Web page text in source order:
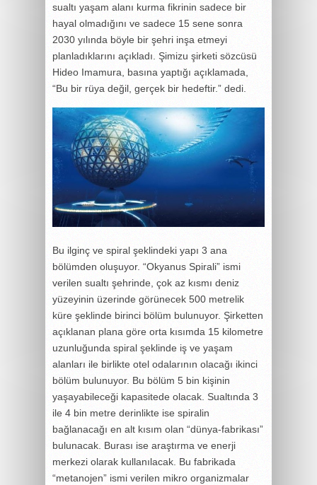
sualtı yaşam alanı kurma fikrinin sadece bir
hayal olmadığını ve sadece 15 sene sonra
2030 yılında böyle bir şehri inşa etmeyi
planladıklarını açıkladı. Şimizu şirketi sözcüsü
Hideo Imamura, basına yaptığı açıklamada,
“Bu bir rüya değil, gerçek bir hedeftir.” dedi.
Bu ilginç ve spiral şeklindeki yapı 3 ana
bölümden oluşuyor. “Okyanus Spirali” ismi
verilen sualtı şehrinde, çok az kısmı deniz
yüzeyinin üzerinde görünecek 500 metrelik
küre şeklinde birinci bölüm bulunuyor. Şirketten
açıklanan plana göre orta kısımda 15 kilometre
uzunluğunda spiral şeklinde iş ve yaşam
alanları ile birlikte otel odalarının olacağı ikinci
bölüm bulunuyor. Bu bölüm 5 bin kişinin
yaşayabileceği kapasitede olacak. Sualtında 3
ile 4 bin metre derinlikte ise spiralin
bağlanacağı en alt kısım olan “dünya-fabrikası”
bulunacak. Burası ise araştırma ve enerji
merkezi olarak kullanılacak. Bu fabrikada
“metanojen” ismi verilen mikro organizmalar